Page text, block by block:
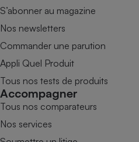
S’abonner au magazine
Nos newsletters
Commander une parution
Appli Quel Produit
Tous nos tests de produits
Accompagner
Tous nos comparateurs
Nos services